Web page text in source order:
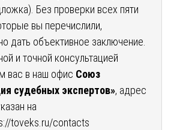
Без проверки всех пяти
вы перечислили,
дать объективное заключение.
и точной консультацией
вас в наш офис Союз
судебных экспертов», адрес
на
toveks.ru/contacts